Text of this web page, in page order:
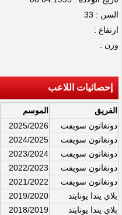
السن : 33
ارتفاع :
وزن :
إحصائيات اللاعب
الفريق
الموسم
دونغانون سويفت
2025/2026
دونغانون سويفت
2024/2025
دونغانون سويفت
2023/2024
دونغانون سويفت
2022/2023
دونغانون سويفت
2021/2022
بلاي يندا يونايتد
2019/2020
بلاي يندا يونايتد
2018/2019